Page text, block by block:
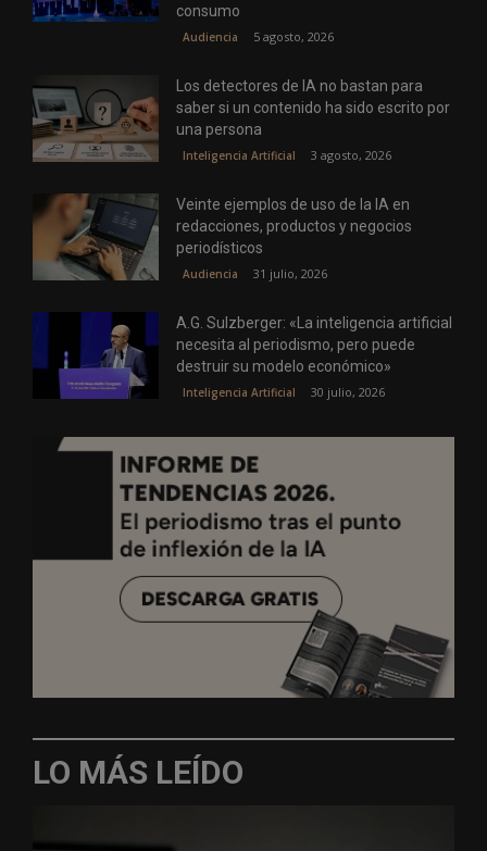
consumo
Audiencia 5 agosto, 2026
Los detectores de IA no bastan para
saber si un contenido ha sido escrito por
una persona
Inteligencia Artificial 3 agosto, 2026
Veinte ejemplos de uso de la IA en
redacciones, productos y negocios
periodísticos
Audiencia 31 julio, 2026
A.G. Sulzberger: «La inteligencia artificial
necesita al periodismo, pero puede
destruir su modelo económico»
Inteligencia Artificial 30 julio, 2026
LO MÁS LEÍDO